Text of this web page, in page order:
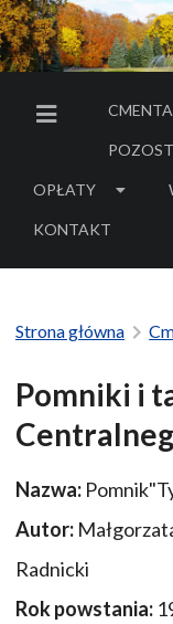
MENU BOCZNE
OPŁATY
KONTAKT
Strona główna
Pomniki i
Nazwa:
Autor:
Radnicki
Rok powstania: